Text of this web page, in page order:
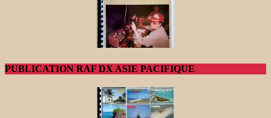
PUBLICATION RAF DX ASIE PACIFIQUE